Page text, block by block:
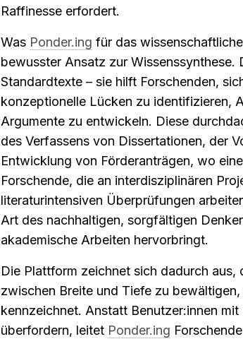
Raffinesse erfordert.
Was Ponder.ing für das
bewusster Ansatz zur
Standardtexte – sie hilft Forschenden,
konzeptionelle Lücken zu identifizieren,
Argumente zu entwickeln. Diese
des Verfassens von Dissertationen, der
Entwicklung von Förderanträgen, wo
Forschende, die an interdisziplinären
literaturintensiven Überprüfungen
Art des nachhaltigen, sorgfältigen
akademische Arbeiten hervorbringt.
Die Plattform zeichnet sich dadurch aus,
zwischen Breite und Tiefe zu
kennzeichnet. Anstatt Benutzer:innen
überfordern, leitet Ponder.ing